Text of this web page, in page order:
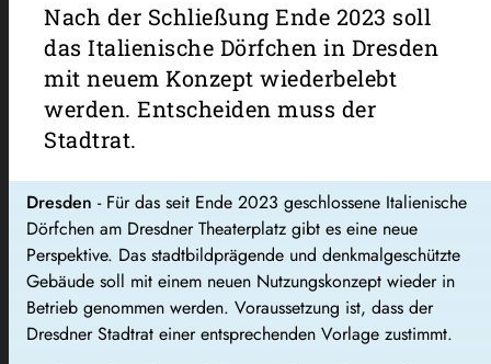
Nach der Schließung Ende 2023 soll
das Italienische Dörfchen in Dresden
mit neuem Konzept wiederbelebt
werden. Entscheiden muss der
Stadtrat.
Dresden - Für das seit Ende 2023 geschlossene Italienische
Dörfchen am Dresdner Theaterplatz gibt es eine neue
Perspektive. Das stadtbildprägende und denkmalgeschützte
Gebäude soll mit einem neuen Nutzungskonzept wieder in
Betrieb genommen werden. Voraussetzung ist, dass der
Dresdner Stadtrat einer entsprechenden Vorlage zustimmt.